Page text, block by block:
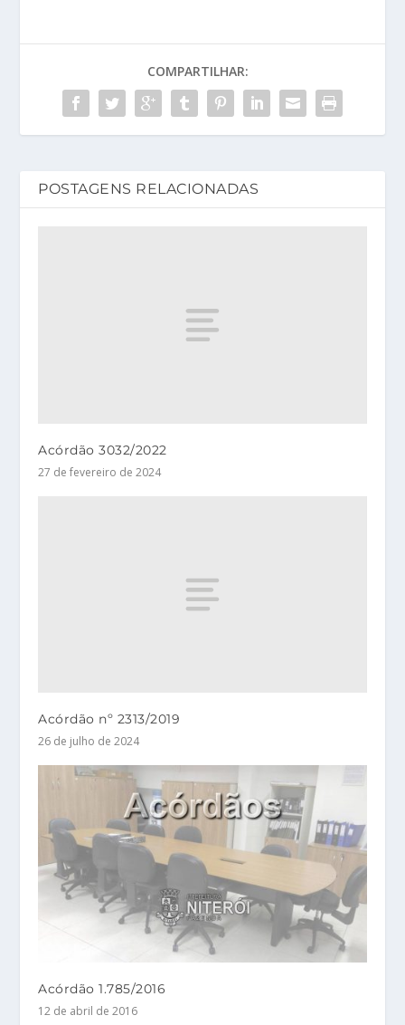
COMPARTILHAR:
POSTAGENS RELACIONADAS
Acórdão 3032/2022
27 de fevereiro de 2024
Acórdão nº 2313/2019
26 de julho de 2024
Acórdão 1.785/2016
12 de abril de 2016